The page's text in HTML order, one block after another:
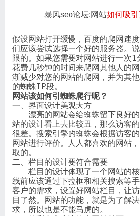
暴风seo论坛:网站如何吸
假设网站打开缓慢，百度的爬网速
们应该尝试选择一个好的服务器。
限的。如果您需要对网站进行一次1
花费几秒钟的时间来爬网其他人的
渐减少对您的网站的爬网，并为其
的蜘蛛IP段。
网站该如何引蜘蛛爬行呢？
一、界面设计美观大方
漂亮的网站会给蜘蛛留下良好的
站的设计看上去比较丑，那么访客
很差。搜索引擎的蜘蛛会根据访客
网站进行评价。人人都喜欢的网站
取的。
二、栏目的设计要符合需要
栏目的设计体现了一个网站的核
线前应该通过下拉框和相关搜索等
客户的需求，设置好网站栏目，让
目了然。网站的功能，就是为了解
求，所以也是不能马虎的。